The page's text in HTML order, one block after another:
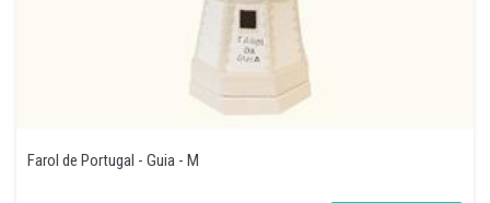
Farol de Portugal - Guia - M